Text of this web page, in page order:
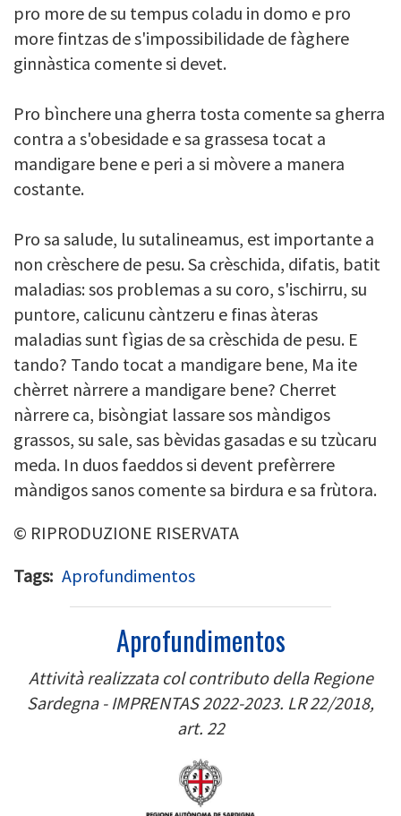
pro more de su tempus coladu in domo e pro
more fintzas de s'impossibilidade de fàghere
ginnàstica comente si devet.
Pro bìnchere una gherra tosta comente sa gherra
contra a s'obesidade e sa grassesa tocat a
mandigare bene e peri a si mòvere a manera
costante.
Pro sa salude, lu sutalineamus, est importante a
non crèschere de pesu. Sa crèschida, difatis, batit
maladias: sos problemas a su coro, s'ischirru, su
puntore, calicunu càntzeru e finas àteras
maladias sunt fìgias de sa crèschida de pesu. E
tando? Tando tocat a mandigare bene, Ma ite
chèrret nàrrere a mandigare bene? Cherret
nàrrere ca, bisòngiat lassare sos màndigos
grassos, su sale, sas bèvidas gasadas e su tzùcaru
meda. In duos faeddos si devent prefèrrere
màndigos sanos comente sa birdura e sa frùtora.
© RIPRODUZIONE RISERVATA
Tags Aprofundimentos
Aprofundimentos
Attività realizzata col contributo della Regione
Sardegna - IMPRENTAS 2022-2023. LR 22/2018,
art. 22